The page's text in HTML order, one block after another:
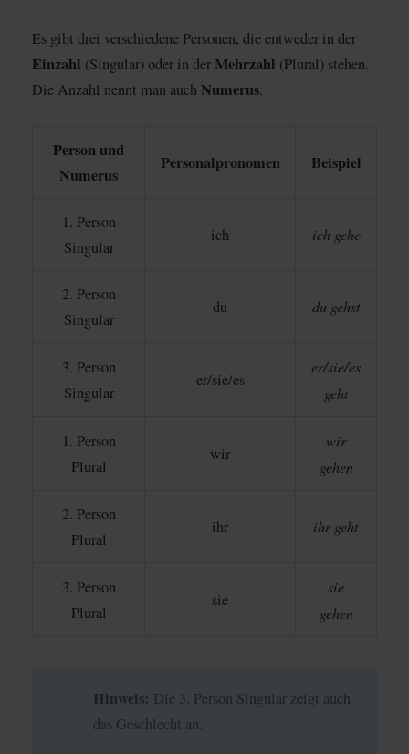
Es gibt drei verschiedene Personen, die entweder in der
Einzahl (Singular) oder in der Mehrzahl (Plural) stehen.
Die Anzahl nennt man auch Numerus.
Person und
Numerus
Personalpronomen Beispiel
1. Person
Singular
ich ich gehe
2. Person
Singular
du du gehst
3. Person
Singular
er/sie/es
er/sie/es
geht
1. Person
Plural
wir
wir
gehen
2. Person
Plural
ihr ihr geht
3. Person
Plural
sie
sie
gehen
Hinweis: Die 3. Person Singular zeigt auch
das Geschlecht an.